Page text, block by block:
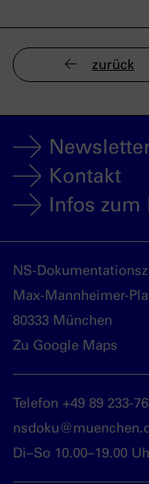
zurück
Kontakt
Infos zum
NS-
Max-Mannheimer-
80333 München
Zu Google Maps
Telefon +49 89 233-
Di–So 10.00–19.00